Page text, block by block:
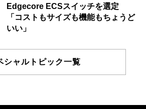
Edgecore ECSスイッチを選定
「コストもサイズも機能もちょうど
いい」
シャルトピック一覧